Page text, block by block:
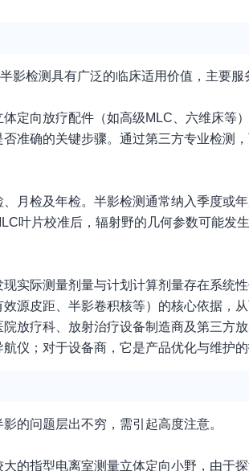
影检测具有广泛的临床适用价值，主要服
定向放疗配件（如高级MLC、六维床等
准确的关键步骤。通过第三方专业检测
月检及年检。半影检测通常纳入季度或
叶片校准后，辐射野的几何参数可能发
实际测量剂量与计划计算剂量存在系统
源皮距、半影卷积核等）的核心依据，
放疗科、放射治疗设备制造商及第三方
仪；对于设备商，它是产品优化与维护的
的问题层出不穷，需引起高度注意。
的指型电离室测量立体定向小野，由于